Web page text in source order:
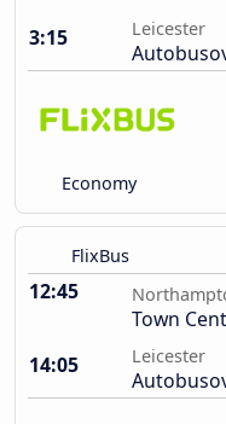
3:15
Leicester
Economy
FlixBus
12:45
Town
14:05
Leicester